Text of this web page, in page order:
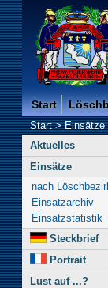
Freiwillige
Start
Start>Einsätze
Aktuelles
Einsätze
nach
Einsatzarchiv
Einsatzstatistik
Steckbrief
Portrait
Lust auf ...?